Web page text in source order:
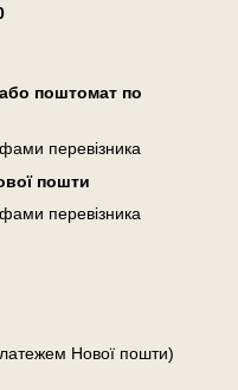
поштомат по
перевізника
пошти
перевізника
Нової пошти)